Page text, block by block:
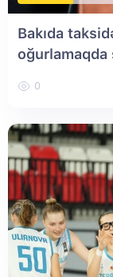
Bakıda
oğurlamaqda
0